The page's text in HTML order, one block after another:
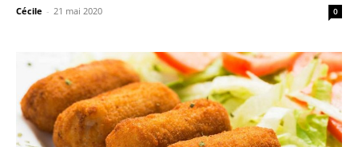
Cécile - 21 mai 2020 0